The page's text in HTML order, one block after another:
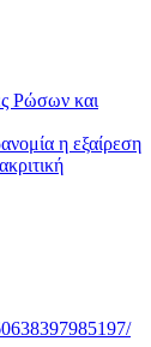
Ρώσων και
η εξαίρεση